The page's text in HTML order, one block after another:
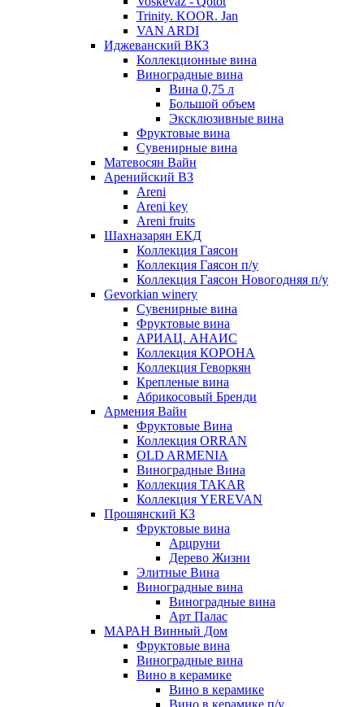
Trinity. KOOR. Jan
VAN ARDI
Иджеванский ВКЗ
Коллекционные вина
Виноградные вина
Вина 0,75 л
Большой объем
Эксклюзивные вина
Фруктовые вина
Cувенирные вина
Матевосян Вайн
Аренийский ВЗ
Areni
Areni key
Areni fruits
Шахназарян ЕКД
Коллекция Гаясон
Коллекция Гаясон п/у
Коллекция Гаясон Новогодняя п/у
Gevorkian winery
Сувенирные вина
Фруктовые вина
АРИАЦ. АНАИС
Коллекция КОРОНА
Коллекция Геворкян
Крепленые вина
Абрикосовый Бренди
Армения Вайн
Фруктовые Вина
Коллекция ORRAN
OLD ARMENIA
Виноградные Вина
Коллекция TAKAR
Коллекция YEREVAN
Прошянский КЗ
Фруктовые вина
Арцруни
Дерево Жизни
Элитные Вина
Виноградные вина
Виноградные вина
Арт Палас
МАРАН Винный Дом
Фруктовые вина
Виноградные вина
Вино в керамике
Вино в керамике
Вино в керамике п/у